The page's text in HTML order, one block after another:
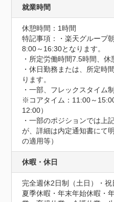
就業時間
休憩時間：1時間
特記事項：・楽天グループ
8:00～16:30となります。
・所定労働時間7.5時間、休
・休日勤務または、所定時
ります。
・一部、フレックスタイム
※コアタイム：11:00～
12:00）
・一部のポジションでは上
が、詳細は内定通知書にて
の適用等）
休暇・休日
完全週休2日制（土日）・祝
夏季休暇・年末年始休暇・